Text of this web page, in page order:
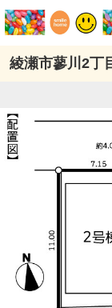
綾瀬市蓼川2丁